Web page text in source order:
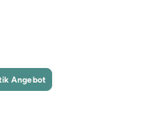
Angebot